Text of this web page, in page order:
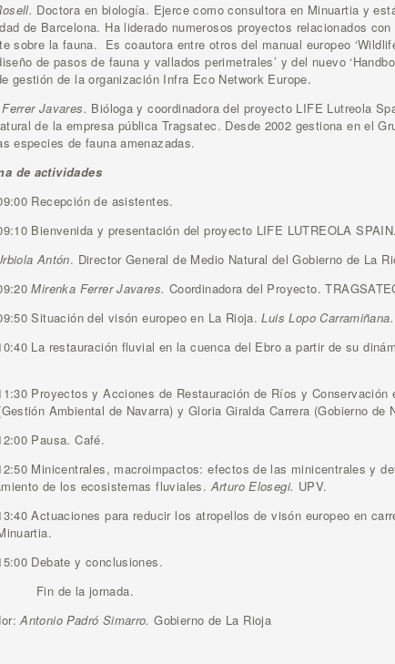
Doctora en biología. Ejerce como consultora en Minuartia y
de Barcelona. Ha liderado numerosos proyectos relacionados
sobre la fauna. Es coautora entre otros del manual europeo
de pasos de fauna y vallados perimetrales’ y del nuevo
gestión de la organización Infra Eco Network Europe.
Javares. Bióloga y coordinadora del proyecto LIFE Lutreola
de la empresa pública Tragsatec. Desde 2002 gestiona en el
especies de fauna amenazadas.
de actividades
Recepción de asistentes.
Bienvenida y presentación del proyecto LIFE LUTREOLA SPAIN.
Antón. Director General de Medio Natural del Gobierno de La
Mirenka Ferrer Javares. Coordinadora del Proyecto.
Situación del visón europeo en La Rioja.Luis Lopo Carramiñana.
La restauración fluvial en la cuenca del Ebro a partir de su
Proyectos y Acciones de Restauración de Ríos y
Ambiental de Navarra) y Gloria Giralda Carrera (Gobierno de
Pausa. Café.
Minicentrales, macroimpactos: efectos de las minicentrales y
de los ecosistemas fluviales.Arturo Elosegi. UPV.
Actuaciones para reducir los atropellos de visón europeo en
Debate y conclusiones.
de la jornada.
Antonio Padró Simarro. Gobierno de La Rioja